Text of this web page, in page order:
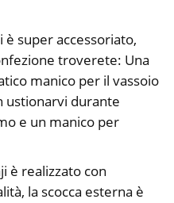
super accessoriato,
troverete: Una
manico per il vassoio
ustionarvi durante
e un manico per
è realizzato con
la scocca esterna è